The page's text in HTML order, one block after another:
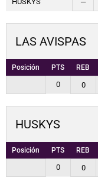
—
LAS AVISPAS
Posición PTS REB
0 0
HUSKYS
Posición PTS REB
0 0